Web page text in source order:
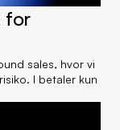
for
sales, hvor vi
I betaler kun